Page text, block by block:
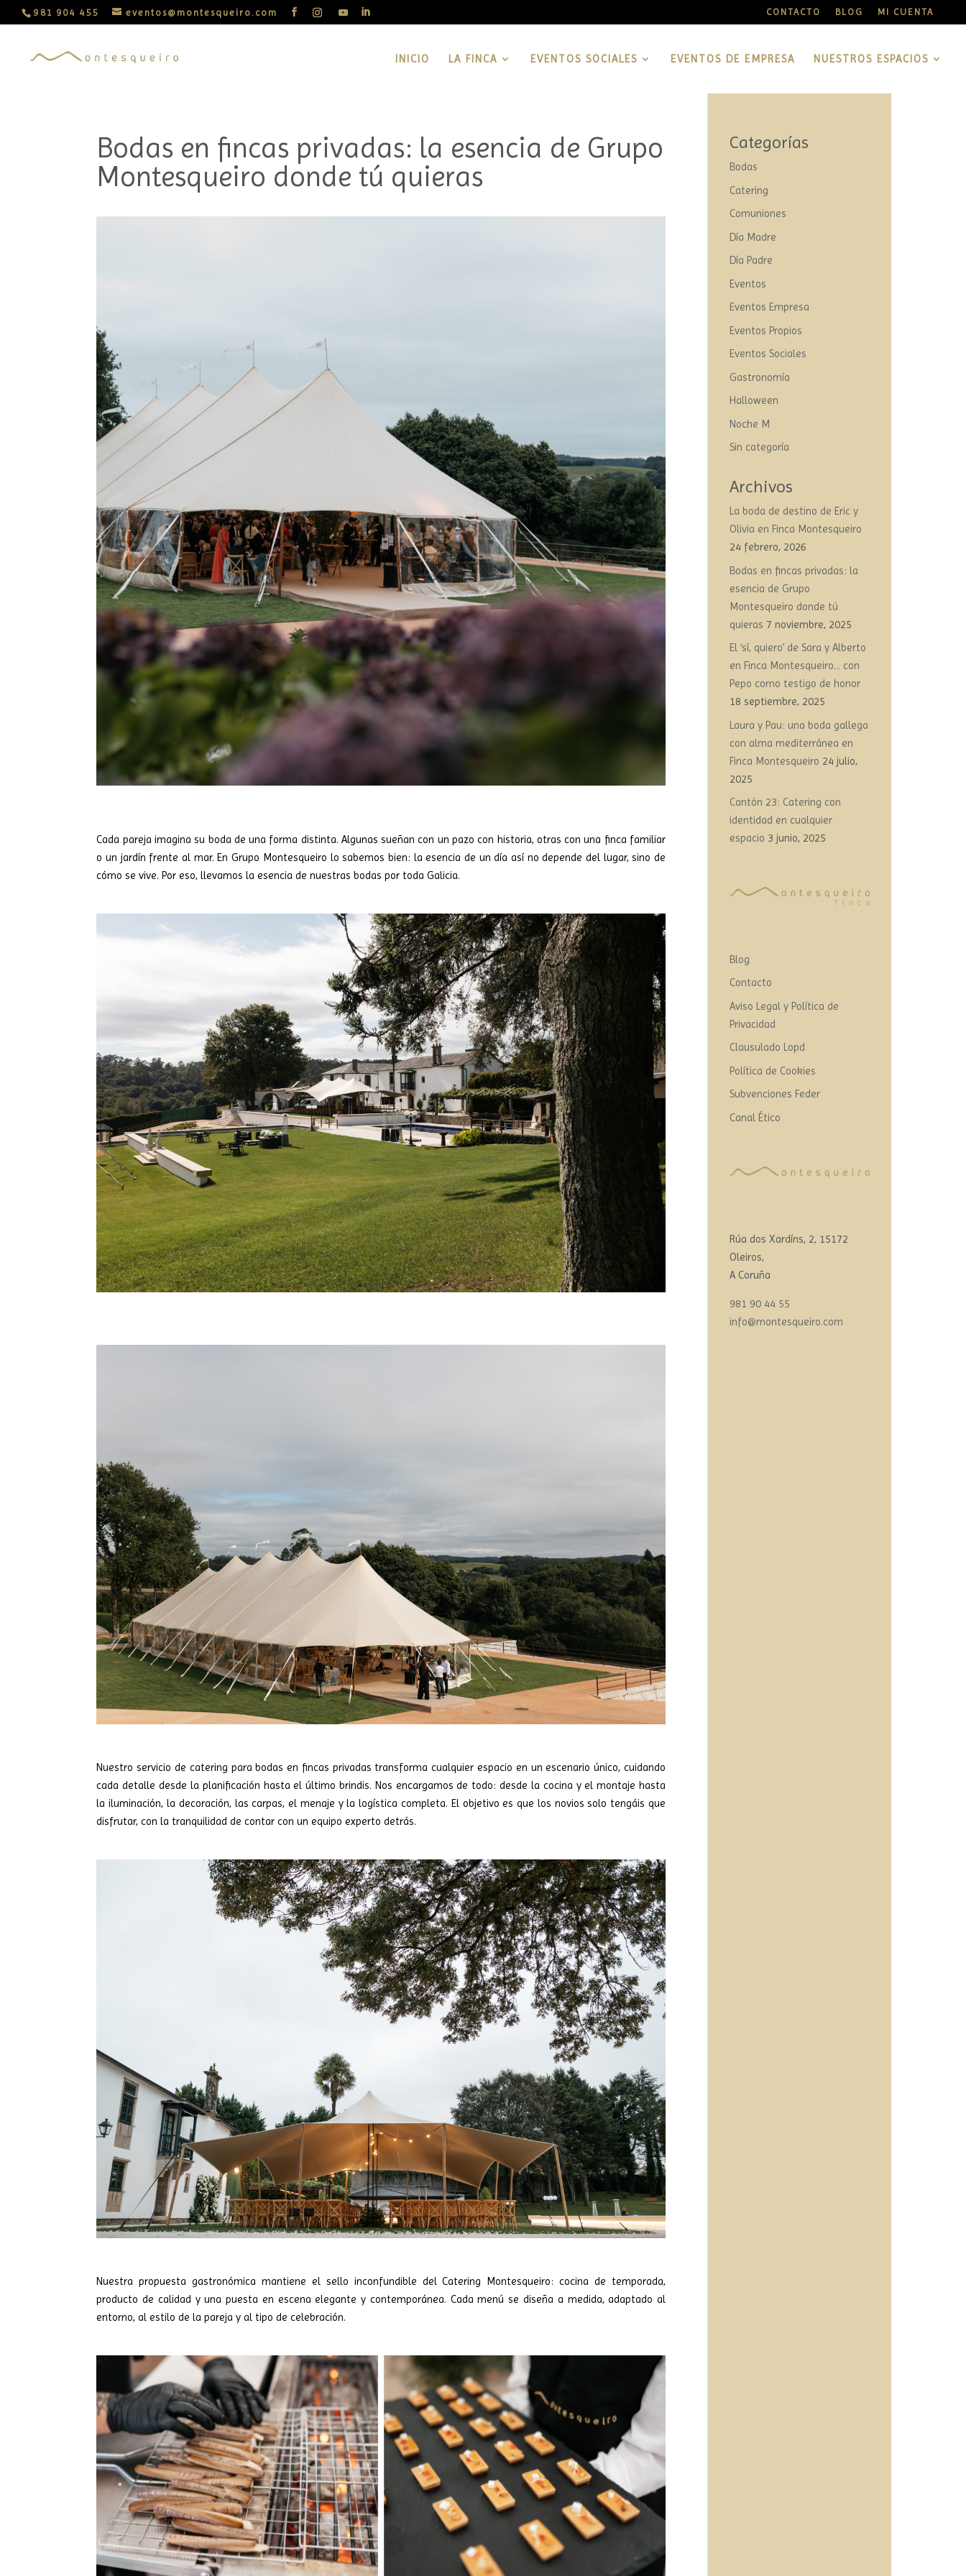
981 904 455 eventos@montesqueiro.com CONTACTO BLOG MI CUENTA
INICIO LA FINCA EVENTOS SOCIALES EVENTOS DE EMPRESA NUESTROS ESPACIOS
Bodas en fincas privadas: la esencia de Grupo
Montesqueiro donde tú quieras
Cada pareja imagina su boda de una forma distinta. Algunas sueñan con un pazo con historia, otras con una finca familiar
o un jardín frente al mar. En Grupo Montesqueiro lo sabemos bien: la esencia de un día así no depende del lugar, sino de
cómo se vive. Por eso, llevamos la esencia de nuestras bodas por toda Galicia.
Nuestro servicio de catering para bodas en fincas privadas transforma cualquier espacio en un escenario único, cuidando
cada detalle desde la planificación hasta el último brindis. Nos encargamos de todo: desde la cocina y el montaje hasta
la iluminación, la decoración, las carpas, el menaje y la logística completa. El objetivo es que los novios solo tengáis que
disfrutar, con la tranquilidad de contar con un equipo experto detrás.
Nuestra propuesta gastronómica mantiene el sello inconfundible del Catering Montesqueiro: cocina de temporada,
producto de calidad y una puesta en escena elegante y contemporánea. Cada menú se diseña a medida, adaptado al
entorno, al estilo de la pareja y al tipo de celebración.
Categorías
Bodas
Catering
Comuniones
Día Madre
Día Padre
Eventos
Eventos Empresa
Eventos Propios
Eventos Sociales
Gastronomía
Halloween
Noche M
Sin categoría
Archivos
La boda de destino de Eric y
Olivia en Finca Montesqueiro
24 febrero, 2026
Bodas en fincas privadas: la
esencia de Grupo
Montesqueiro donde tú
quieras 7 noviembre, 2025
El ‘sí, quiero’ de Sara y Alberto
en Finca Montesqueiro… con
Pepo como testigo de honor
18 septiembre, 2025
Laura y Pau: una boda gallega
con alma mediterránea en
Finca Montesqueiro 24 julio,
2025
Cantón 23: Catering con
identidad en cualquier
espacio 3 junio, 2025
Blog
Contacto
Aviso Legal y Política de
Privacidad
Clausulado Lopd
Política de Cookies
Subvenciones Feder
Canal Ético
Rúa dos Xardíns, 2, 15172
Oleiros,
A Coruña
981 90 44 55
info@montesqueiro.com